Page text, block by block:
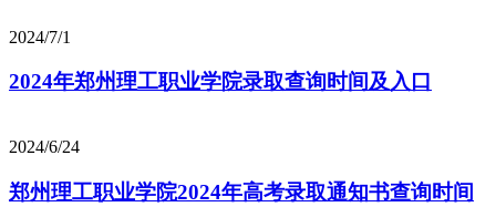
2024/7/1
2024年郑州理工职业学院录取查询时间及入口
2024/6/24
郑州理工职业学院2024年高考录取通知书查询时间